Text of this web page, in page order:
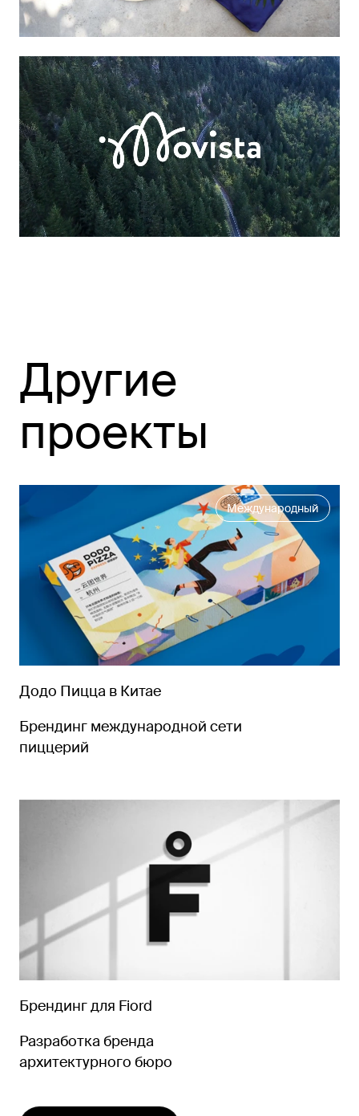
Другие
проекты
Додо Пицца в Китае
Брендинг международной сети
пиццерий
Международный
Брендинг для Fiord
Разработка бренда
архитектурного бюро